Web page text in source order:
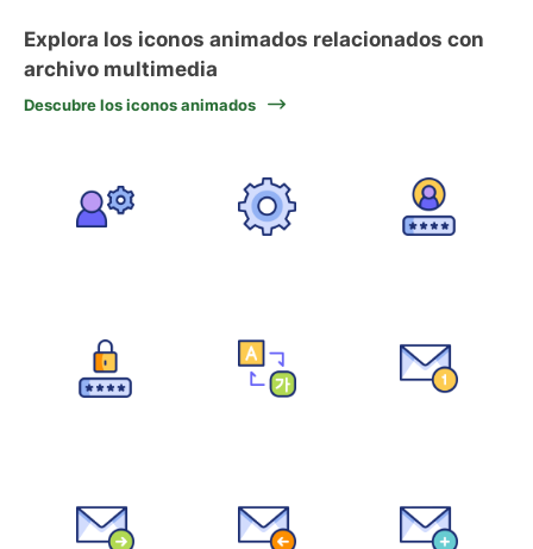
Explora los iconos animados relacionados con
archivo multimedia
Descubre los iconos animados